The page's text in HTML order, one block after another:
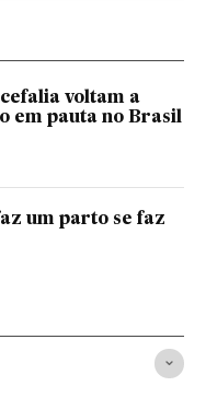
voltam a
em pauta no Brasil
um parto se faz